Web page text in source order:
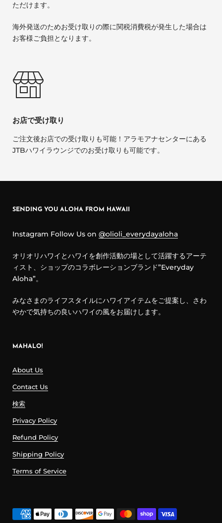
ただけます。
海外発送のためお受け取りの際に関税消費税が発生した場合は
お客様ご負担となります。
お店で受け取り
ご注文後お店での受け取りも可能！アラモアナセンターにある
JTBハワイラウンジでのお受け取りも可能です。
SENDING YOU ALOHA FROM HAWAII
Instagram Follow Us on @olioli_everydayaloha
オリオリハワイとハワイを創作活動の場として活躍するアーテ
ィスト、ショップのコラボレーションブランド”Everyday
Aloha”。
みなさまのライフスタイルにハワイアイテムをご提案し、さわ
やかで気持ちの良いハワイの風をお届けします。
MAHALO!
About Us
Contact Us
検索
Privacy Policy
Refund Policy
Shipping Policy
Terms of Service